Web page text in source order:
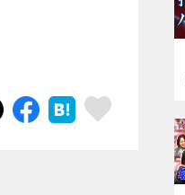
ツイートシェア はてブ